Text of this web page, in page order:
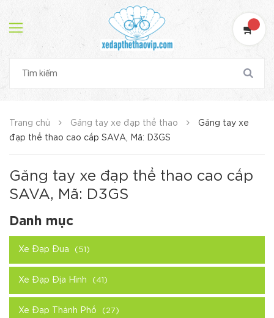
Trang chủ Găng tay xe đạp thể thao
Găng tay xe
đạp thể thao cao cấp SAVA, Mã: D3GS
Găng tay xe đạp thể thao cao cấp
SAVA, Mã: D3GS
Danh mục
Xe Đạp Đua (51)
Xe Đạp Địa Hình (41)
Xe Đạp Thành Phố (27)